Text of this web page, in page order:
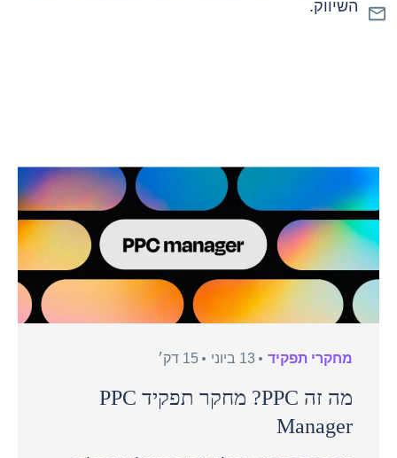
השיווק.
מחקרי תפקיד 13 ביוני 15 דק׳
מה זה PPC? מחקר תפקיד PPC
Manager